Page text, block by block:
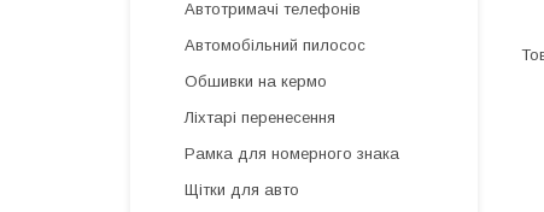
Автотримачі телефонів
Автомобільний пилосос
Обшивки на кермо
Ліхтарі перенесення
Рамка для номерного знака
Щітки для авто